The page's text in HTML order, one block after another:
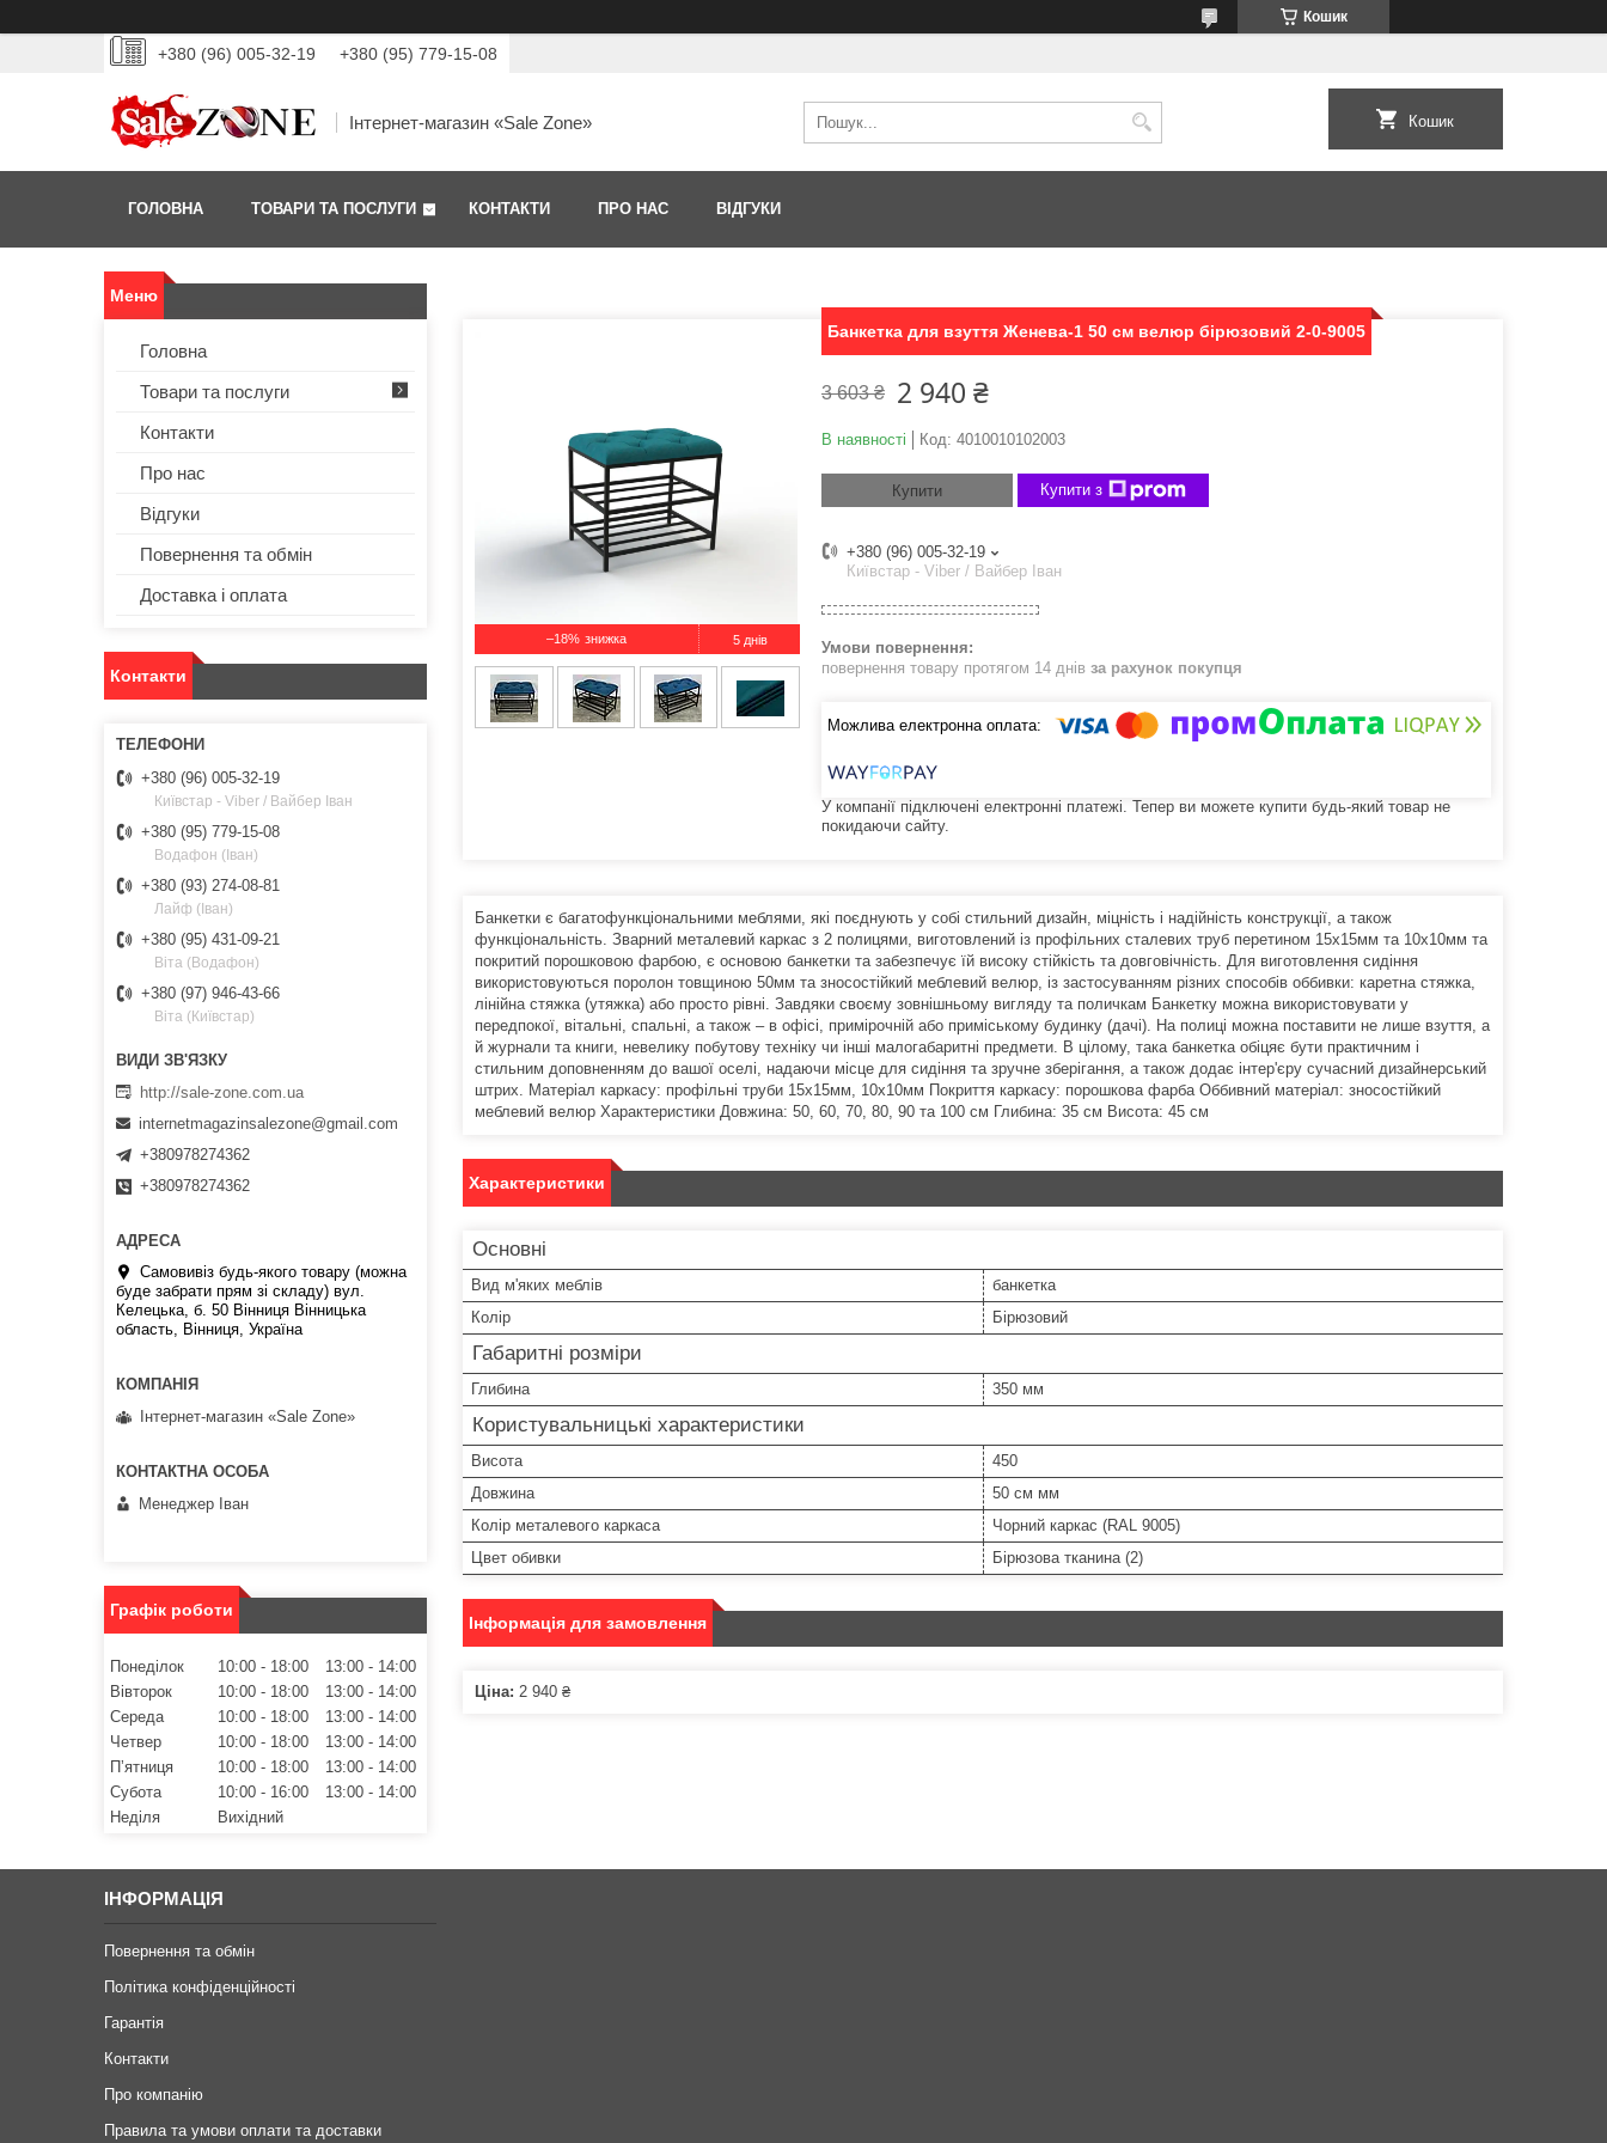
Кошик
+380 (96) 005-32-19 +380 (95) 779-15-08
Інтернет-магазин «Sale Zone» Кошик
ГОЛОВНА ТОВАРИ ТА ПОСЛУГИ КОНТАКТИ ПРО НАС ВІДГУКИ
–18% 5 днів
Банкетка для взуття Женева-1 50 см велюр бірюзовий 2-0-9005
3 603 ₴ 2 940 ₴
В наявності Код: 4010010102003
Купити Купити з
+380 (96) 005-32-19
Київстар - Viber / Вайбер Іван
повернення товару протягом 14 днів за рахунок покупця
У компанії підключені електронні платежі. Тепер ви можете купити будь-який товар не
покидаючи сайту.
Банкетки є багатофункціональними меблями, які поєднують у собі стильний дизайн, міцність і надійність конструкції, а також
функціональність. Зварний металевий каркас з 2 полицями, виготовлений із профільних сталевих труб перетином 15х15мм та 10х10мм та
покритий порошковою фарбою, є основою банкетки та забезпечує їй високу стійкість та довговічність. Для виготовлення сидіння
використовуються поролон товщиною 50мм та зносостійкий меблевий велюр, із застосуванням різних способів оббивки: каретна стяжка,
лінійна стяжка (утяжка) або просто рівні. Завдяки своєму зовнішньому вигляду та поличкам Банкетку можна використовувати у
передпокої, вітальні, спальні, а також – в офісі, примірочній або приміському будинку (дачі). На полиці можна поставити не лише взуття, а
й журнали та книги, невелику побутову техніку чи інші малогабаритні предмети. В цілому, така банкетка обіцяє бути практичним і
стильним доповненням до вашої оселі, надаючи місце для сидіння та зручне зберігання, а також додає інтер'єру сучасний дизайнерський
штрих. Матеріал каркасу: профільні труби 15х15мм, 10х10мм Покриття каркасу: порошкова фарба Оббивний матеріал: зносостійкий
меблевий велюр Характеристики Довжина: 50, 60, 70, 80, 90 та 100 см Глибина: 35 см Висота: 45 см
Характеристики
Основні
Вид м'яких меблів
банкетка
Колір
Бірюзовий
Габаритні розміри
Глибина 350 мм
Користувальницькі характеристики
Висота
450
Довжина
50 см мм
Колір металевого каркаса
Чорний каркас (RAL 9005)
Цвет обивки
Бірюзова тканина (2)
Інформація для замовлення
Ціна: 2 940 ₴
Головна
Товари та послуги
Контакти
Про нас
Відгуки
Повернення та обмін
Доставка і оплата
Контакти
+380 (96) 005-32-19
Київстар - Viber / Вайбер Іван
+380 (95) 779-15-08
Водафон (Іван)
+380 (93) 274-08-81
Лайф (Іван)
+380 (95) 431-09-21
Віта (Водафон)
+380 (97) 946-43-66
Віта (Київстар)
http://sale-zone.com.ua
internetmagazinsalezone@gmail.com
+380978274362
+380978274362
Самовивіз будь-якого товару (можна
буде забрати прям зі складу) вул.
Келецька, б. 50 Вінниця Вінницька
область, Вінниця, Україна
Інтернет-магазин «Sale Zone»
Менеджер Іван
Графік роботи
Понеділок 10:00 18:00 13:00
14:00
Вівторок
10:00 18:00 13:00
14:00
Середа
10:00 18:00 13:00
14:00
Четвер
10:00 18:00 13:00
14:00
Пʼятниця
10:00 18:00 13:00
14:00
Субота
10:00 16:00 13:00
14:00
Неділя
Вихідний
ІНФОРМАЦІЯ
Повернення та обмін
Політика конфіденційності
Гарантія
Контакти
Про компанію
Правила та умови оплати та доставки